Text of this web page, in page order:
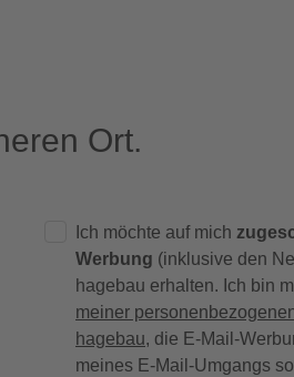
Ort.
Ich möchte auf mich
Werbung (inklusive den
hagebau erhalten. Ich bin
meiner
hagebau, die E-Mail-
meines E-Mail-Umgangs